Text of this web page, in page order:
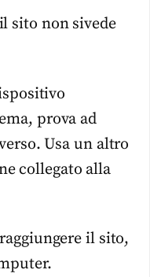
sito non sivede
prova ad
Usa un altro
collegato alla
il sito,